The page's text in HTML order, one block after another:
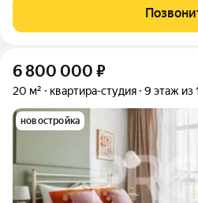
Квартира расположена на 7 этаже
выполнен качественный
6 800 000 ₽
20 м² квартира-студия 9 этаж из
новостройка